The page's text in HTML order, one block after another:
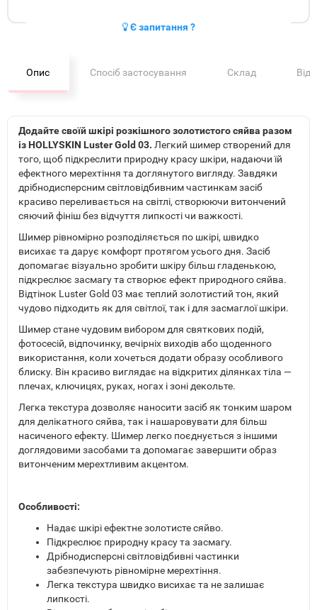
Є запитання ?
Опис Спосіб застосування Склад
Додайте своїй шкірі розкішного золотистого сяйва разом
із HOLLYSKIN Luster Gold 03. Легкий шимер створений для
того, щоб підкреслити природну красу шкіри, надаючи їй
ефектного мерехтіння та доглянутого вигляду. Завдяки
дрібнодисперсним світловідбивним частинкам засіб
красиво переливається на світлі, створюючи витончений
сяючий фініш без відчуття липкості чи важкості.
Шимер рівномірно розподіляється по шкірі, швидко
висихає та дарує комфорт протягом усього дня. Засіб
допомагає візуально зробити шкіру більш гладенькою,
підкреслює засмагу та створює ефект природного сяйва.
Відтінок Luster Gold 03 має теплий золотистий тон, який
чудово підходить як для світлої, так і для засмаглої шкіри.
Шимер стане чудовим вибором для святкових подій,
фотосесій, відпочинку, вечірніх виходів або щоденного
використання, коли хочеться додати образу особливого
блиску. Він красиво виглядає на відкритих ділянках тіла —
плечах, ключицях, руках, ногах і зоні декольте.
Легка текстура дозволяє наносити засіб як тонким шаром
для делікатного сяйва, так і нашаровувати для більш
насиченого ефекту. Шимер легко поєднується з іншими
доглядовими засобами та допомагає завершити образ
витонченим мерехтливим акцентом.
Особливості:
Надає шкірі ефектне золотисте сяйво.
Підкреслює природну красу та засмагу.
Дрібнодисперсні світловідбивні частинки
забезпечують рівномірне мерехтіння.
Легка текстура швидко висихає та не залишає
липкості.